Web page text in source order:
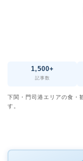
1,500+
記事数
下関・門司港エリアの食・
す。